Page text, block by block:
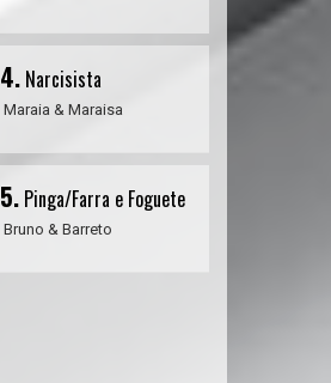
4.Narcisista
Maraia & Maraisa
5.Pinga/Farra e Foguete
Bruno & Barreto